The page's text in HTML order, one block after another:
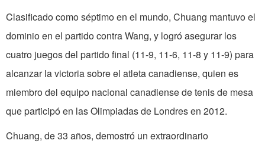
Clasificado como séptimo en el mundo, Chuang mantuvo el
dominio en el partido contra Wang, y logró asegurar los
cuatro juegos del partido final (11-9, 11-6, 11-8 y 11-9) para
alcanzar la victoria sobre el atleta canadiense, quien es
miembro del equipo nacional canadiense de tenis de mesa
que participó en las Olimpiadas de Londres en 2012.
Chuang, de 33 años, demostró un extraordinario